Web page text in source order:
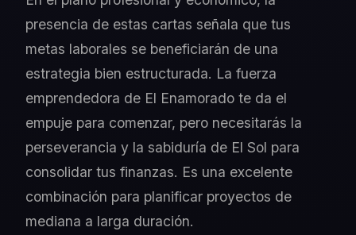
presencia de estas cartas señala que tus
metas laborales se beneficiarán de una
estrategia bien estructurada. La fuerza
emprendedora de El Enamorado te da el
empuje para comenzar, pero necesitarás la
perseverancia y la sabiduría de El Sol para
consolidar tus finanzas. Es una excelente
combinación para planificar proyectos de
mediana a larga duración.